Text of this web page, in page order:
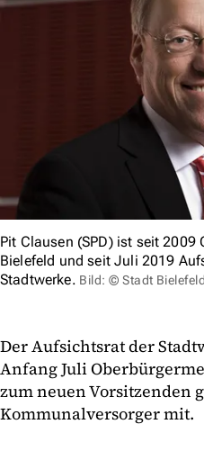
Pit Clausen (SPD) ist seit 2009
Bielefeld und seit Juli 2019
Stadtwerke. Bild: © Stadt Bielefeld
Der Aufsichtsrat der
Anfang Juli
zum neuen Vorsitzenden
Kommunalversorger mit.